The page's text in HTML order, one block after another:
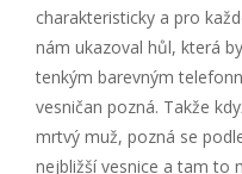
charakteristicky a pro
nám ukazoval hůl, která
tenkým barevným
vesničan pozná. Takže
mrtvý muž, pozná se
nejbližší vesnice a tam to